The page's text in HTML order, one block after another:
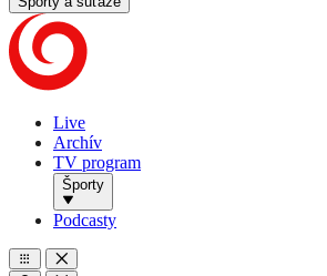
Live
Archív
TV program
Športy
Podcasty